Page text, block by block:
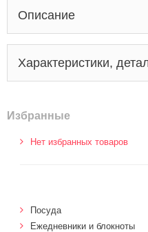
Описание
Характеристики,
Избранные
Нет избранных товаров
Посуда
Ежедневники и блокноты